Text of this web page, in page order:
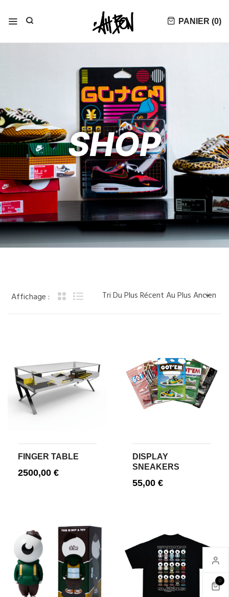
PANIER (0)
SHOP
Affichage :
FINGER TABLE
2500,00 €
DISPLAY
SNEAKERS
55,00 €
0